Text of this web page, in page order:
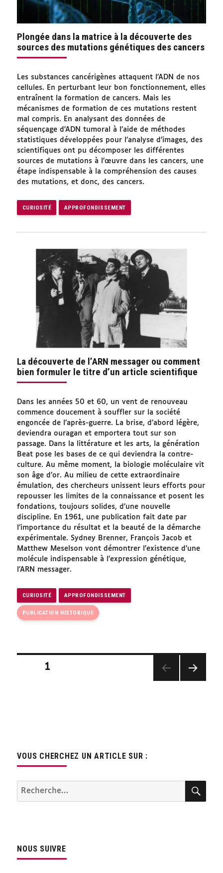
Plongée dans la matrice à la découverte des
sources des mutations génétiques des cancers
Les substances cancérigènes attaquent l’ADN de nos
cellules. En perturbant leur bon fonctionnement, elles
entraînent la formation de cancers. Mais les
mécanismes de formation de ces mutations restent
mal compris. En analysant des données de
séquençage d’ADN tumoral à l’aide de méthodes
statistiques développées pour l’analyse d’images, des
scientifiques ont pu décomposer les différentes
sources de mutations à l’œuvre dans les cancers, une
étape indispensable à la compréhension des causes
des mutations, et donc, des cancers.
CURIOSITÉ APPROFONDISSEMENT
La découverte de l’ARN messager ou comment
bien formuler le titre d’un article scientifique
Dans les années 50 et 60, un vent de renouveau
commence doucement à souffler sur la société
engoncée de l’après-guerre. La brise, d’abord légère,
deviendra ouragan et emportera tout sur son
passage. Dans la littérature et les arts, la génération
Beat pose les bases de ce qui deviendra la contre-
culture. Au même moment, la biologie moléculaire vit
son âge d’or. Au milieu de cette extraordinaire
émulation, des chercheurs unissent leurs efforts pour
repousser les limites de la connaissance et posent les
fondations, toujours solides, d’une nouvelle
discipline. En 1961, une publication fait date par
l’importance du résultat et la beauté de la démarche
expérimentale. Sydney Brenner, François Jacob et
Matthew Meselson vont démontrer l’existence d’une
molécule indispensable à l’expression génétique,
l’ARN messager.
CURIOSITÉ APPROFONDISSEMENT
PUBLICATION HISTORIQUE
Pagination
1
VOUS CHERCHEZ UN ARTICLE SUR :
Recherche
pour :
NOUS SUIVRE